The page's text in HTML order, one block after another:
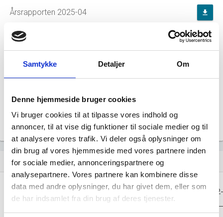
Samtykke Detaljer Om
Denne hjemmeside bruger cookies
Vi bruger cookies til at tilpasse vores indhold og
annoncer, til at vise dig funktioner til sociale medier og til
at analysere vores trafik. Vi deler også oplysninger om
din brug af vores hjemmeside med vores partnere inden
for sociale medier, annonceringspartnere og
analysepartnere. Vores partnere kan kombinere disse
data med andre oplysninger, du har givet dem, eller som
de har indsamlet fra din brug af deres tjenester.
Årsrapporten 2025-04 file_download
Årsrapporten 2024-04 file_download
Årsrapporten 2023-04
Årsrapporten 2021-04
assignment Regnskaber
Resultat i 1000
DKK
2025-04 2024-04 2023-04